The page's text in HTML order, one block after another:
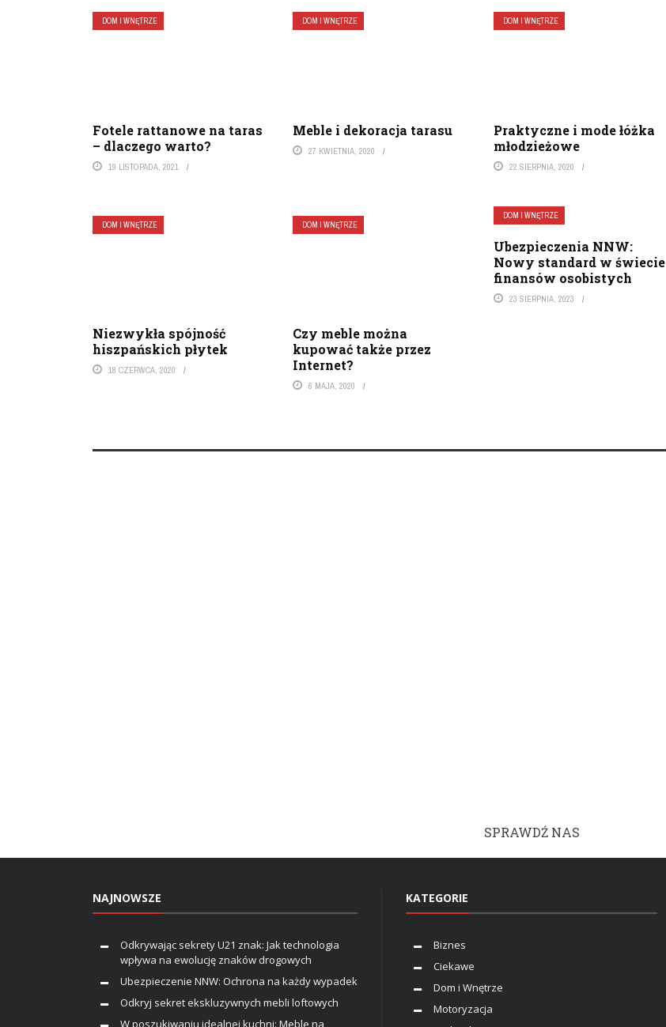
DOM I WNĘTRZE
Fotele rattanowe na taras
– dlaczego warto?
19 LISTOPADA, 2021
DOM I WNĘTRZE
Meble i dekoracja tarasu
27 KWIETNIA, 2020
DOM I WNĘTRZE
Praktyczne i mode łóżka
młodzieżowe
22 SIERPNIA, 2020
DOM I WNĘTRZE
Niezwykła spójność
hiszpańskich płytek
18 CZERWCA, 2020
DOM I WNĘTRZE
Czy meble można
kupować także przez
Internet?
6 MAJA, 2020
DOM I WNĘTRZE
Ubezpieczenia NNW:
Nowy standard w świecie
finansów osobistych
23 SIERPNIA, 2023
SPRAWDŹ NAS
NAJNOWSZE
Odkrywając sekrety U21 znak: Jak technologia
wpływa na ewolucję znaków drogowych
Ubezpieczenie NNW: Ochrona na każdy wypadek
Odkryj sekret ekskluzywnych mebli loftowych
W poszukiwaniu idealnej kuchni: Meble na
KATEGORIE
Biznes
Ciekawe
Dom i Wnętrze
Motoryzacja